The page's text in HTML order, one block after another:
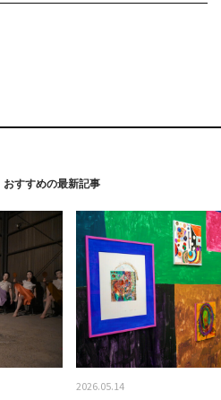
おすすめの最新記事
2026.05.14